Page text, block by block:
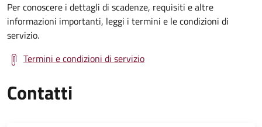
Per conoscere i dettagli di scadenze, requisiti e altre
informazioni importanti, leggi i termini e le condizioni di
servizio.
Termini e condizioni di servizio
Contatti